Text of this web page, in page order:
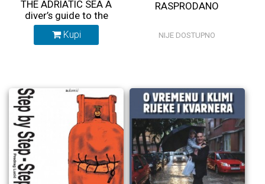
THE ADRIATIC SEA A
diver’s guide to the
wrecks of the Croatian
Adriatic
Kupi
RASPRODANO
NIJE DOSTUPNO